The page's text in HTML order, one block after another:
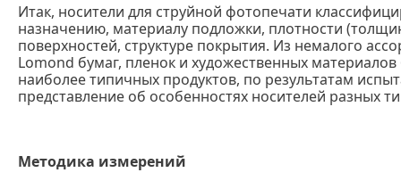
Итак, носители для струйной фотопечати
назначению, материалу подложки, плотности
поверхностей, структуре покрытия. Из немалого
Lomond бумаг, пленок и художественных
наиболее типичных продуктов, по результатам
представление об особенностях носителей разных
Методика измерений